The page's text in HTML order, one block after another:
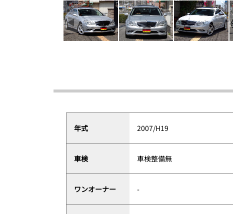
年式 2007/H19
車検 車検整備無
ワンオーナー -